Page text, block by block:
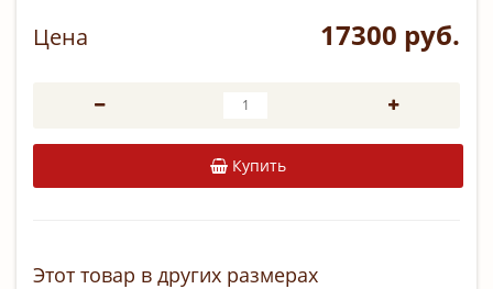
Цена 17300 руб.
Купить
Этот товар в других размерах